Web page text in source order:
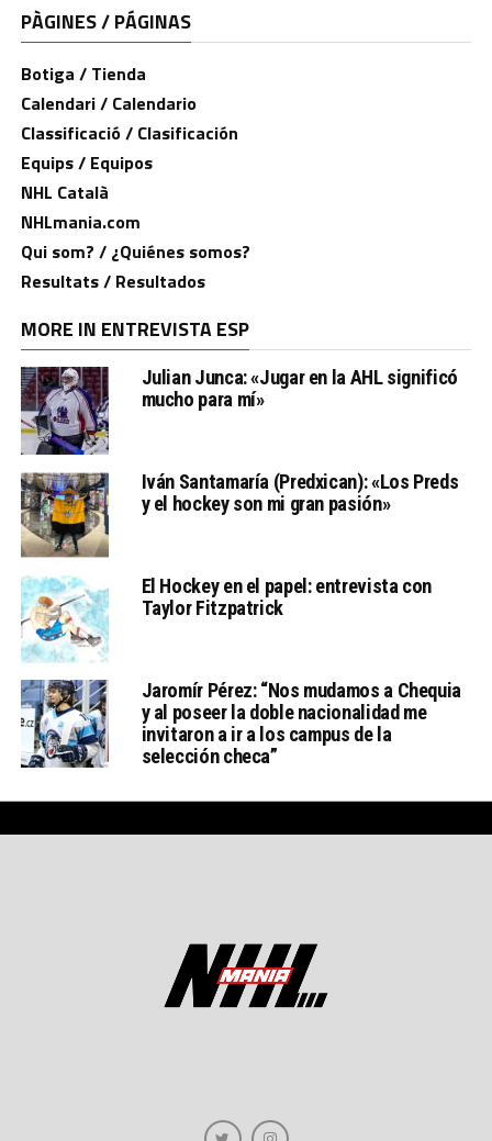
PÀGINES / PÁGINAS
Botiga / Tienda
Calendari / Calendario
Classificació / Clasificación
Equips / Equipos
NHL Català
NHLmania.com
Qui som? / ¿Quiénes somos?
Resultats / Resultados
MORE IN ENTREVISTA ESP
Julian Junca: «Jugar en la AHL significó
mucho para mí»
Iván Santamaría (Predxican): «Los Preds
y el hockey son mi gran pasión»
El Hockey en el papel: entrevista con
Taylor Fitzpatrick
Jaromír Pérez: “Nos mudamos a Chequia
y al poseer la doble nacionalidad me
invitaron a ir a los campus de la
selección checa”